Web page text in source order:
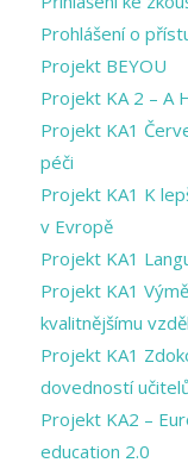
Prohlášení o
Projekt BEYOU
Projekt KA 2 – A
Projekt KA1
péči
Projekt KA1 K
v Evropě
Projekt KA1
Projekt KA1
kvalitnějšímu
Projekt KA1
dovedností
Projekt KA2 –
education 2.0